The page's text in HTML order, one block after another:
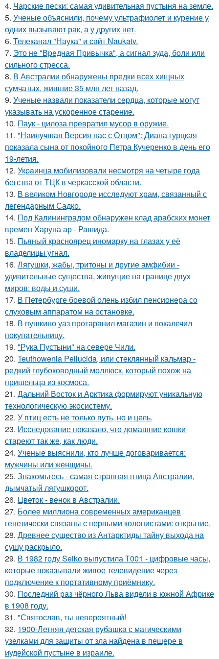
4. Чарские пески: самая удивительная пустыня на земле.
5. Ученые объяснили, почему ультрафиолет и курение у
одних вызывают рак, а у других нет.
6. Телеканал "Наука" и сайт Naukatv.
7. Это не "Вредная Привычка", а сигнал зуда, боли или
сильного стресса.
8. В Австралии обнаружены предки всех хищных
сумчатых, жившие 35 млн лет назад.
9. Ученые назвали показатели сердца, которые могут
указывать на ускоренное старение.
10. Паук - цилоза превратил мусор в оружие.
11. "Наилучшая Версия нас с Отцом": Диана гурцкая
показала сына от покойного Петра Кучеренко в день его
19-летия.
12. Укpaинца мобилизовали несмотря на четыре года
бегства от ТЦК в черкасской области.
13. В великом Новгороде исследуют храм, связанный с
легендарным Садко.
14. Под Калининградом обнаружен клад арабских монет
времен Харуна ар - Рашида.
15. Пьяный красноярец иномарку на глазах у её
владелицы угнал.
16. Лягушки, жабы, тритоны и другие амфибии -
удивительные существа, живущие на границе двух
миров: воды и суши.
17. В Петербурге боевой олень избил пенсионера со
слуховым аппаратом на остановке.
18. В пушкино уаз протаранил магазин и покалечил
покупательницу.
19. "Рука Пустыни" на севере Чили.
20. Teuthowenia Pellucida, или стеклянный кальмар -
редкий глубоководный моллюск, который похож на
пришельца из космоса.
21. Дальний Восток и Арктика формируют уникальную
технологическую экосистему.
22. У птиц есть не только путь, но и цель.
23. Исследование показало, что домашние кошки
стареют так же, как люди.
24. Ученые выяснили, кто лучше договаривается:
мужчины или женщины.
25. Знакомьтесь - самая странная птица Австралии,
дымчатый лягушкорот.
26. Цветок - венок в Австралии.
27. Более миллиона современных американцев
генетически связаны с первыми колонистами: открытие.
28. Древнее существо из Антарктиды тайну выхода на
сушу раскрыло.
29. В 1982 году Seiko выпустила T001 - цифровые часы,
которые показывали живое телевидение через
подключение к портативному приёмнику.
30. Последний раз чёрного Льва видели в южной Африке
в 1908 году.
31. "Святослав, ты невероятный!
32. 1900-Летняя детская рубашка с магическими
узелками для защиты от зла найдена в пещере в
иудейской пустыне в израиле.